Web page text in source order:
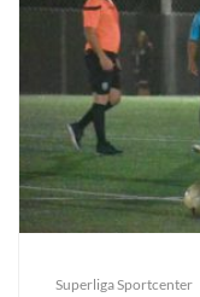
Superliga Sportcenter